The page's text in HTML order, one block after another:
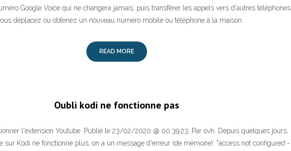
Google Voice qui ne changera jamais, puis transférer les appels vers d'autres téléphones
déplacez ou obtenez un nouveau numéro mobile ou téléphone à la maison.
READ MORE
Oubli kodi ne fonctionne pas
l'extension Youtube. Publié le 23/02/2020 @ 00:39:23, Par ovh. Depuis quelques jours,
sur Kodi ne fonctionne plus, on a un message d'erreur (de mémoire): "access not configured -